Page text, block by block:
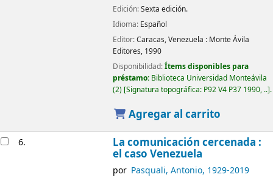
Edición:Sexta edición.
Idioma: Español
Editor:Caracas, Venezuela : Monte Ávila
Editores, 1990
Disponibilidad:Ítems disponibles para
préstamo: Biblioteca Universidad Monteávila
(2) Signatura topográfica: P92 V4 P37 1990, .. .
Agregar al carrito
6. La comunicación cercenada :
el caso Venezuela
por Pasquali, Antonio, 1929-2019